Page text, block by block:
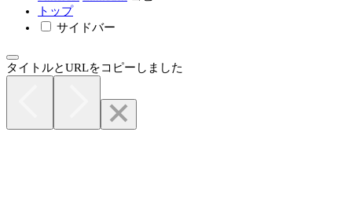
トップ
サイドバー
タイトルとURLをコピーしました